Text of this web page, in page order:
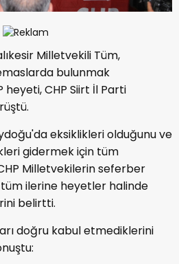
Milletvekili Tüm,
bulunmak
CHP Siirt İl Parti
eksiklikleri olduğunu ve
gidermek için tüm
Milletvekilerin seferber
ilerine heyetler halinde
belirtti.
doğru kabul etmediklerini